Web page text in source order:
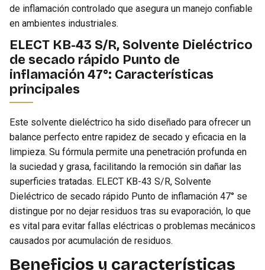
de inflamación controlado que asegura un manejo confiable
en ambientes industriales.
ELECT KB-43 S/R, Solvente Dieléctrico
de secado rápido Punto de
inflamación 47°: Características
principales
Este solvente dieléctrico ha sido diseñado para ofrecer un
balance perfecto entre rapidez de secado y eficacia en la
limpieza. Su fórmula permite una penetración profunda en
la suciedad y grasa, facilitando la remoción sin dañar las
superficies tratadas. ELECT KB-43 S/R, Solvente
Dieléctrico de secado rápido Punto de inflamación 47° se
distingue por no dejar residuos tras su evaporación, lo que
es vital para evitar fallas eléctricas o problemas mecánicos
causados por acumulación de residuos.
Beneficios y características